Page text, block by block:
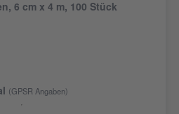
6 cm x 4 m, 100 Stück
(GPSR Angaben)